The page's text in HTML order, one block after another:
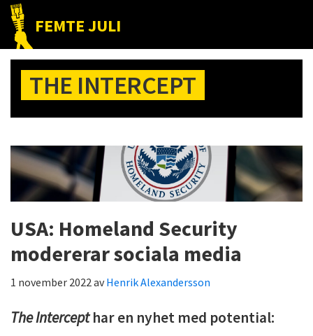
Hoppa
huvudnavigering
Hoppa
huvudinnehåll
Hoppa
det
primära
sidofältet
FEMTE JULI
Nätet
till
folket!THE INTERCEPT
USA: Homeland Security
modererar sociala media
1 november 2022 avHenrik Alexandersson
The Intercepthar en nyhet med potential: